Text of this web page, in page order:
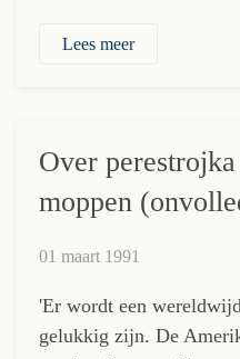
Lees meer
Over
moppen
01 maart 1991
'Er wordt een
gelukkig zijn. De